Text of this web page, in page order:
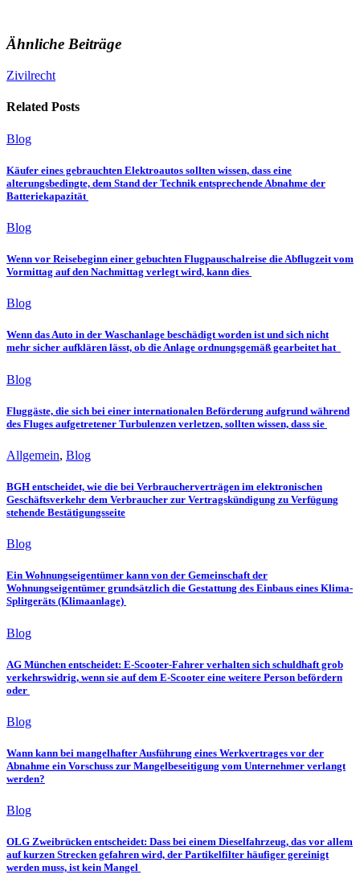
Ähnliche Beiträge
Zivilrecht
Related Posts
Blog
Käufer eines gebrauchten Elektroautos sollten wissen, dass eine
alterungsbedingte, dem Stand der Technik entsprechende Abnahme der
Batteriekapazität
Blog
Wenn vor Reisebeginn einer gebuchten Flugpauschalreise die Abflugzeit vom
Vormittag auf den Nachmittag verlegt wird, kann dies
Blog
Wenn das Auto in der Waschanlage beschädigt worden ist und sich nicht
mehr sicher aufklären lässt, ob die Anlage ordnungsgemäß gearbeitet hat
Blog
Fluggäste, die sich bei einer internationalen Beförderung aufgrund während
des Fluges aufgetretener Turbulenzen verletzen, sollten wissen, dass sie
Allgemein, Blog
BGH entscheidet, wie die bei Verbraucherverträgen im elektronischen
Geschäftsverkehr dem Verbraucher zur Vertragskündigung zu Verfügung
stehende Bestätigungsseite
Blog
Ein Wohnungseigentümer kann von der Gemeinschaft der
Wohnungseigentümer grundsätzlich die Gestattung des Einbaus eines Klima-
Splitgeräts (Klimaanlage)
Blog
AG München entscheidet: E-Scooter-Fahrer verhalten sich schuldhaft grob
verkehrswidrig, wenn sie auf dem E-Scooter eine weitere Person befördern
oder
Blog
Wann kann bei mangelhafter Ausführung eines Werkvertrages vor der
Abnahme ein Vorschuss zur Mangelbeseitigung vom Unternehmer verlangt
werden?
Blog
OLG Zweibrücken entscheidet: Dass bei einem Dieselfahrzeug, das vor allem
auf kurzen Strecken gefahren wird, der Partikelfilter häufiger gereinigt
werden muss, ist kein Mangel